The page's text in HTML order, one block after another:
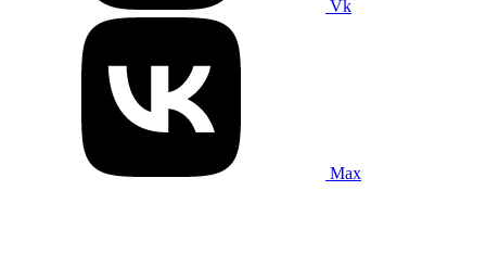
Vk
Max